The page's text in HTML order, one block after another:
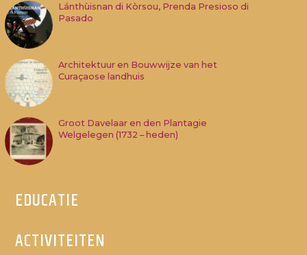
Lánthùisnan di Kòrsou, Prenda Presioso di
Pasado
Architektuur en Bouwwijze van het
Curaçaose landhuis
Groot Davelaar en den Plantagie
Welgelegen (1732 – heden)
EDUCATIE
ACTIVITEITEN